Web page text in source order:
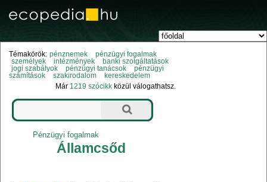
Témakörök: pénznemek
pénzügyi fogalmak
személyek
intézmények
banki szolgáltatások
jogi szabályok
pénzügyi tanácsok
pénzügyi
számítások
szakirodalom
kereskedelem
Már 1219 szócikk közül válogathatsz.
Pénzügyi fogalmak
Államcsőd